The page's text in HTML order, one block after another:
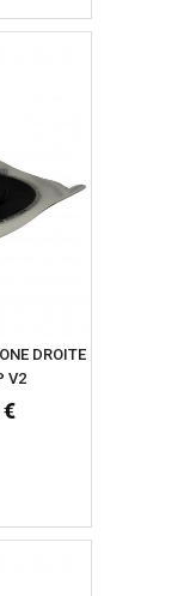
DROITE
V2